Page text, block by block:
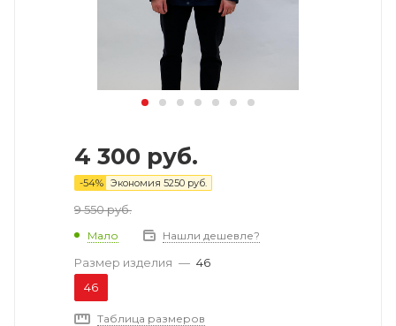
4 300 руб.
-54% Экономия 5250 руб.
9 550руб.
Мало Нашли дешевле?
Размер изделия — 46
46
Таблица размеров